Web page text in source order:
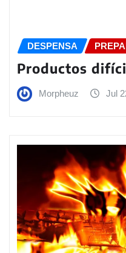
DESPENSA
Productos
Morpheuz Jul